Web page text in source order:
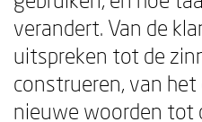
verandert. Van de
uitspreken tot de
construeren, van
nieuwe woorden tot